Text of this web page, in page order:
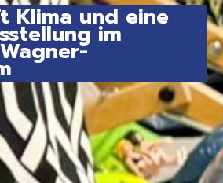
Klima und eine
im